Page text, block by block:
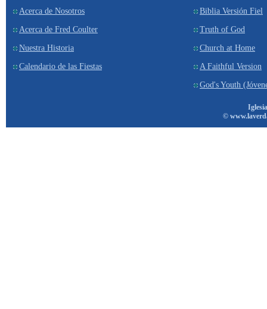
Acerca de Nosotros
Acerca de Fred Coulter
Nuestra Historia
Calendario de las Fiestas
Biblia Versión Fiel
Truth of God
Church at Home
A Faithful Version
God's Youth
©